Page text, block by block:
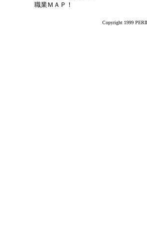
職業ＭＡＰ！
Copyright 1999